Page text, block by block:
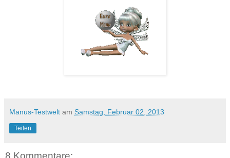
Manus-Testwelt am Samstag, Februar 02, 2013
Teilen
8 Kommentare: